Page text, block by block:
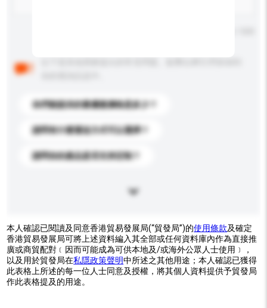
你們能提供的最優惠價格是多少？
請問有什麼運送方式可以選擇？
請問你的產品是否支持定制？
本人確認已閱讀及同意香港貿易發展局(“貿發局”)的使用條款及確定
香港貿易發展局可將上述資料編入其全部或任何資料庫內作為直接推
廣或商貿配對﹝因而可能成為可供本地及/或海外公眾人士使用﹞，
以及用於貿發局在私隱政策聲明中所述之其他用途；本人確認已獲得
此表格上所述的每一位人士同意及授權，將其個人資料提供予貿發局
作此表格提及的用途。